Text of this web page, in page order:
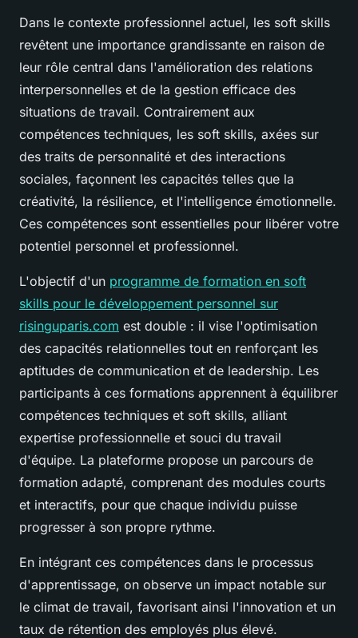
Dans le contexte professionnel actuel, les soft skills
revêtent une importance grandissante en raison de
leur rôle central dans l'amélioration des relations
interpersonnelles et de la gestion efficace des
situations de travail. Contrairement aux
compétences techniques, les soft skills, axées sur
des traits de personnalité et des interactions
sociales, façonnent les capacités telles que la
créativité, la résilience, et l'intelligence émotionnelle.
Ces compétences sont essentielles pour libérer votre
potentiel personnel et professionnel.
L'objectif d'un programme de formation en soft
skills pour le développement personnel sur
risinguparis.com est double : il vise l'optimisation
des capacités relationnelles tout en renforçant les
aptitudes de communication et de leadership. Les
participants à ces formations apprennent à équilibrer
compétences techniques et soft skills, alliant
expertise professionnelle et souci du travail
d'équipe. La plateforme propose un parcours de
formation adapté, comprenant des modules courts
et interactifs, pour que chaque individu puisse
progresser à son propre rythme.
En intégrant ces compétences dans le processus
d'apprentissage, on observe un impact notable sur
le climat de travail, favorisant ainsi l'innovation et un
taux de rétention des employés plus élevé.